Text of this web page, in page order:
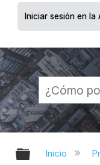
Iniciar sesión en
Inicio